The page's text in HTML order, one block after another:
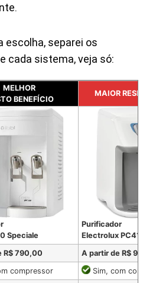
escolha, separei os
cada sistema, veja só:
MELHOR
BENEFÍCIO
MAIOR
Speciale
Purificador
Electrolux PC41X
R$ 790,00
A partir de R$
compressor
Sim, com